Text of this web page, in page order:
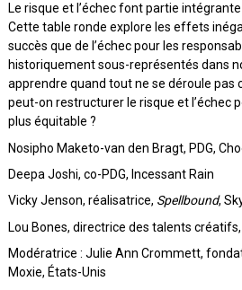
Le risque et l’échec font partie
Cette table ronde explore les effets
succès que de l’échec pour les
historiquement sous-représentés dans
apprendre quand tout ne se déroule pas
peut-onrestructurer le risque et l’échec
plus équitable ?
Nosipho Maketo-van den Bragt, PDG,
Deepa Joshi, co-PDG, Incessant Rain
Vicky Jenson, réalisatrice, Spellbound,
Lou Bones, directrice des talents
Modératrice : Julie Ann Crommett,
Moxie, États-Unis